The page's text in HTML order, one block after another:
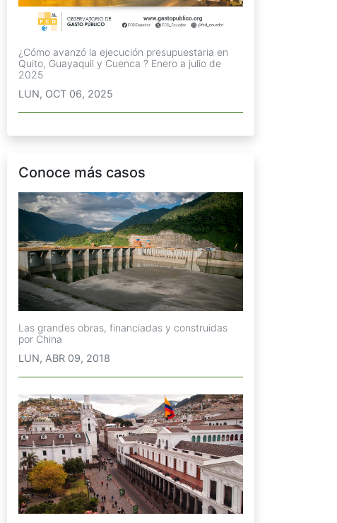
¿Cómo avanzó la ejecución presupuestaria en
Quito, Guayaquil y Cuenca ? Enero a julio de
2025
LUN, OCT 06, 2025
Conoce más casos
Las grandes obras, financiadas y construidas
por China
LUN, ABR 09, 2018